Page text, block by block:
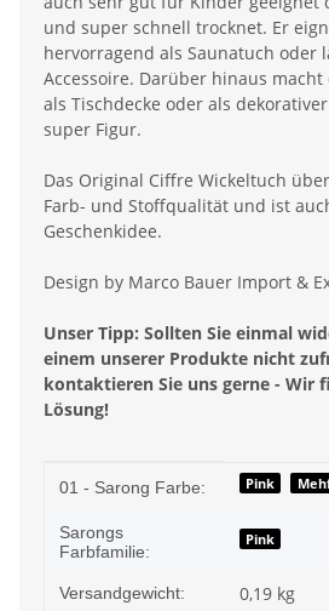
und super schnell trocknet. Er
hervorragend als Saunatuch oder
Accessoire. Darüber hinaus
als Tischdecke oder als
super Figur.
Das Original Ciffre Wickeltuch
Farb- und Stoffqualität und ist
Geschenkidee.
Design by Marco Bauer Import &
Unser Tipp: Sollten Sie einmal
einem unserer Produkte nicht
kontaktieren Sie uns gerne - Wir
Lösung!
Produkteigenschaft
Wert
01 - Sarong Farbe: Pink
Sarongs
Farbfamilie:
Pink
Versandgewicht: 0,19 kg